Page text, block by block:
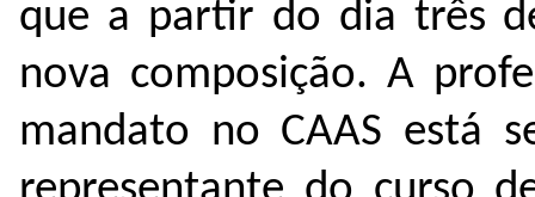
que a partir do dia três
nova composição. A
mandato no CAAS está